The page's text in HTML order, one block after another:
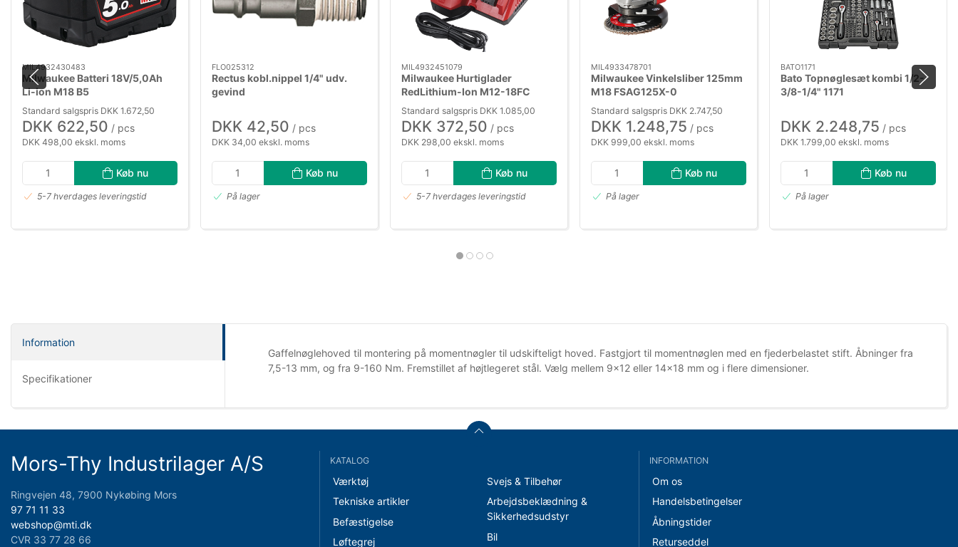
MIL4932430483
Milwaukee Batteri 18V/5,0Ah
Li-ion M18 B5
Standard salgspris DKK 1.672,50
DKK 622,50 / pcs
DKK 498,00 ekskl. moms
Køb nu
5-7 hverdages leveringstid
FLO025312
Rectus kobl.nippel 1/4" udv.
gevind
DKK 42,50 / pcs
DKK 34,00 ekskl. moms
Køb nu
På lager
MIL4932451079
Milwaukee Hurtiglader
RedLithium-Ion M12-18FC
Standard salgspris DKK 1.085,00
DKK 372,50 / pcs
DKK 298,00 ekskl. moms
Køb nu
5-7 hverdages leveringstid
MIL4933478701
Milwaukee Vinkelsliber 125mm
M18 FSAG125X-0
Standard salgspris DKK 2.747,50
DKK 1.248,75 / pcs
DKK 999,00 ekskl. moms
Køb nu
På lager
BATO1171
Bato Topnøglesæt kombi 1/2-
3/8-1/4" 1171
DKK 2.248,75 / pcs
DKK 1.799,00 ekskl. moms
Køb nu
På lager
Information
Specifikationer
Gaffelnøglehoved til montering på momentnøgler til udskifteligt hoved. Fastgjort til momentnøglen med en fjederbelastet stift. Åbninger fra
7,5-13 mm, og fra 9-160 Nm. Fremstillet af højtlegeret stål. Vælg mellem 9×12 eller 14×18 mm og i flere dimensioner.
Mors-Thy Industrilager A/S
Ringvejen 48, 7900 Nykøbing Mors
97 71 11 33
webshop@mti.dk
CVR 33 77 28 66
KATALOG
Værktøj
Tekniske artikler
Befæstigelse
Løftegrej
Svejs & Tilbehør
Arbejdsbeklædning &
Sikkerhedsudstyr
Bil
INFORMATION
Om os
Handelsbetingelser
Åbningstider
Returseddel